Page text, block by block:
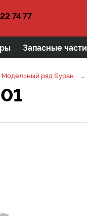
74 77
Запасные части
Модельный ряд Буран